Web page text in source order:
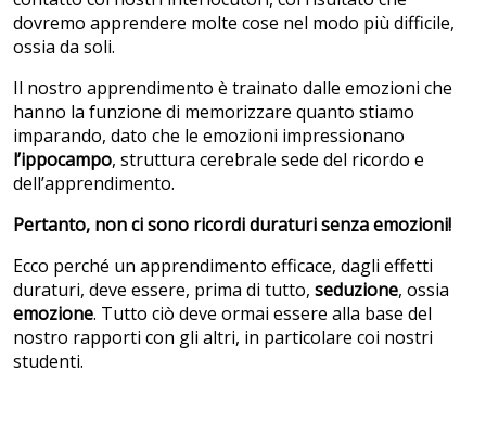
dovremo apprendere molte cose nel modo più difficile,
ossia da soli.
Il nostro apprendimento è trainato dalle emozioni che
hanno la funzione di memorizzare quanto stiamo
imparando, dato che le emozioni impressionano
l’ippocampo, struttura cerebrale sede del ricordo e
dell’apprendimento.
Pertanto, non ci sono ricordi duraturi senza emozioni!
Ecco perché un apprendimento efficace, dagli effetti
duraturi, deve essere, prima di tutto, seduzione, ossia
emozione. Tutto ciò deve ormai essere alla base del
nostro rapporti con gli altri, in particolare coi nostri
studenti.